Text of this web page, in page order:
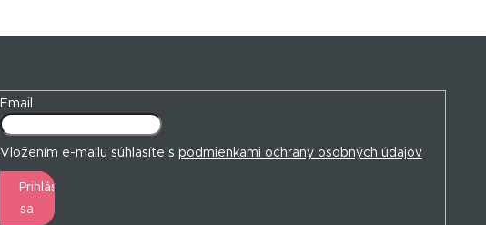
Email
Vložením e-mailu súhlasíte s podmienkami ochrany osobných údajov
Prihlásiť
sa